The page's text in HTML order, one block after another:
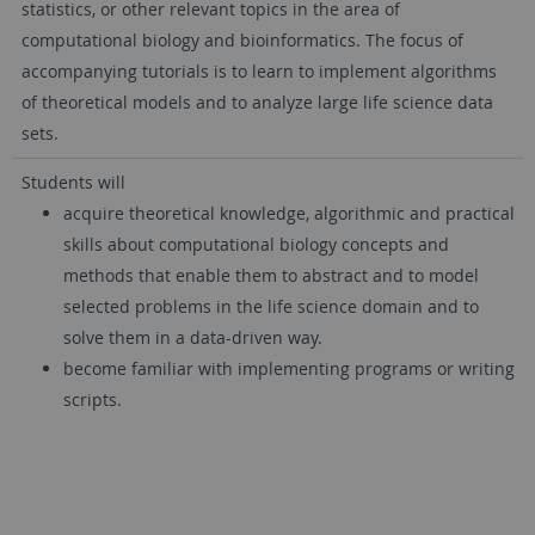
statistics, or other relevant topics in the area of
computational biology and bioinformatics. The focus of
accompanying tutorials is to learn to implement algorithms
of theoretical models and to analyze large life science data
sets.
Students will
acquire theoretical knowledge, algorithmic and practical
skills about computational biology concepts and
methods that enable them to abstract and to model
selected problems in the life science domain and to
solve them in a data-driven way.
become familiar with implementing programs or writing
scripts.